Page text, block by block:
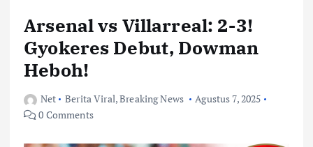
Arsenal vs Villarreal: 2-3!
Gyokeres Debut, Dowman
Heboh!
Net Berita Viral,Breaking News
Agustus 7, 2025
0 Comments